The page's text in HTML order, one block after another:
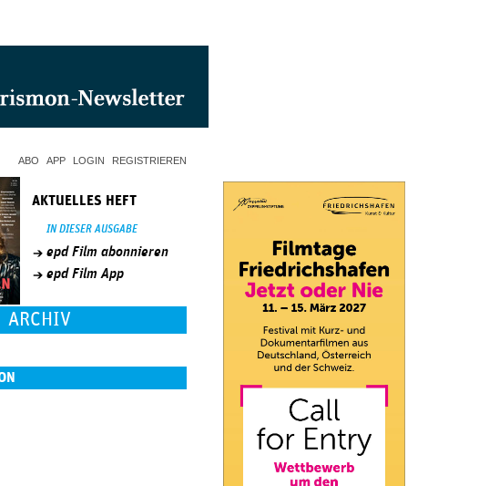
ABO APP LOGIN REGISTRIEREN
AKTUELLES HEFT
IN DIESER AUSGABE
epd Film abonnieren
epd Film App
ARCHIV